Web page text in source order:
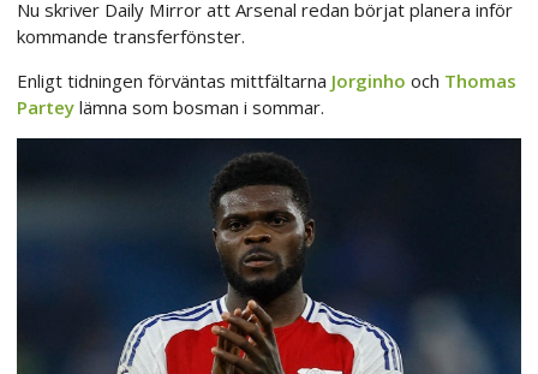
Nu skriver Daily Mirror att Arsenal redan börjat planera inför
kommande transferfönster.
Enligt tidningen förväntas mittfältarna Jorginho och Thomas
Partey lämna som bosman i sommar.